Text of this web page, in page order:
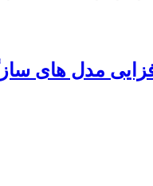
مدل های